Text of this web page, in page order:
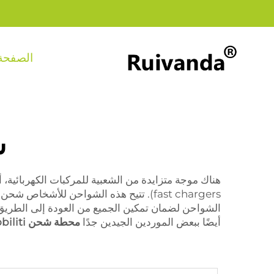
الشواحن لضمان تمكين الجميع من العودة إلى
أيضًا ببعض الموردين الجيدين جدًا محطة شحن Mobiliti